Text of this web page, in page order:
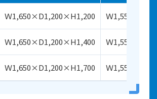
Ｗ1,650×D1,200×H1,200 Ｗ
Ｗ1,650×D1,200×H1,400 Ｗ
Ｗ1,650×D1,200×H1,700 Ｗ